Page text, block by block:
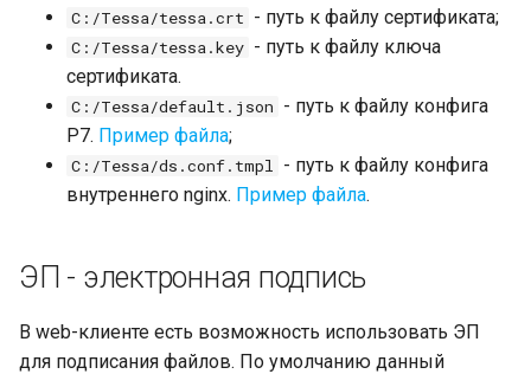
C:/Tessa/tessa.crt - путь к файлу сертификата;
C:/Tessa/tessa.key - путь к файлу ключа
сертификата.
C:/Tessa/default.json - путь к файлу конфига
Р7. Пример файла;
C:/Tessa/ds.conf.tmpl - путь к файлу конфига
внутреннего nginx. Пример файла.
ЭП - электронная подпись
В web-клиенте есть возможность использовать ЭП
для подписания файлов. По умолчанию данный